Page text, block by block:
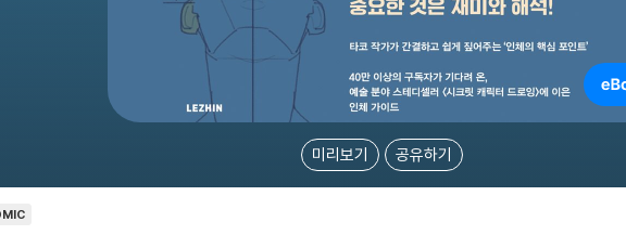
미리보기 공유하기